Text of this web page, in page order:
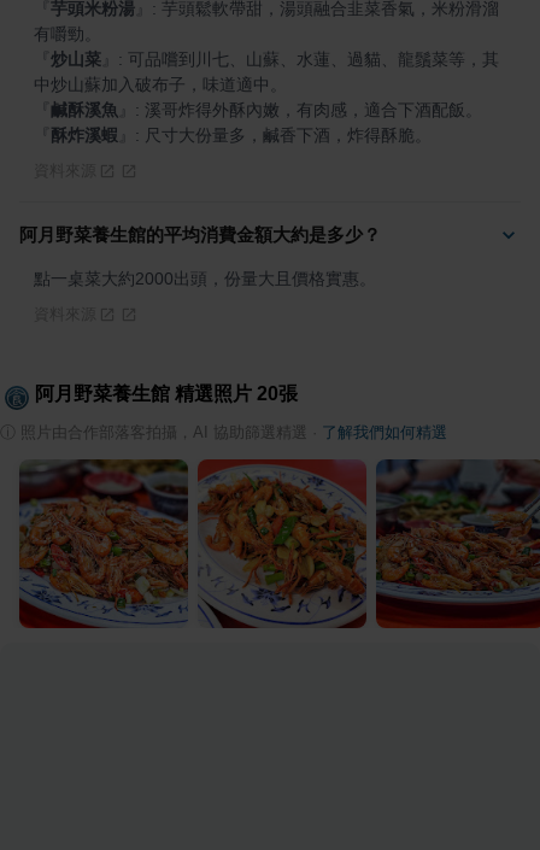
芋頭米粉湯
: 芋頭鬆軟帶甜，湯頭融合韭菜香氣，米粉滑溜
炒山菜
: 可品嚐到川七、山蘇、水蓮、過貓、龍鬚菜等，其
鹹酥溪魚
酥炸溪蝦 : 尺寸大份量多，鹹香下酒，炸得酥脆。
阿月野菜養生館的平均消費金額大約是多少？
點一桌菜大約2000出頭，份量大且價格實惠。
阿月野菜養生館 精選照片 20張
照片由合作部落客拍攝，AI 協助篩選精選 了解我們如何精選